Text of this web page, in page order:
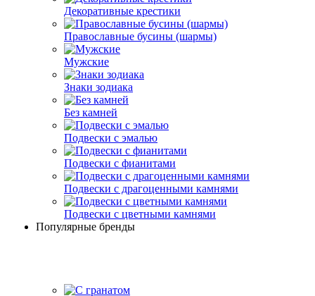
Декоративные крестики
Православные бусины (шармы)
Мужские
Знаки зодиака
Без камней
Подвески с эмалью
Подвески с фианитами
Подвески с драгоценными камнями
Подвески с цветными камнями
Популярные бренды